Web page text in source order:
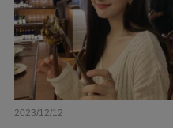
2023/12/12